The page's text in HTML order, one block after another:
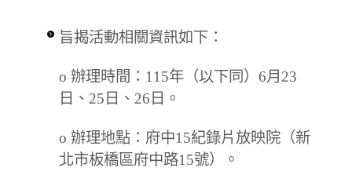
旨揭活動相關資訊如下：
o 辦理時間：115年（以下同）6月23
日、25日、26日。
o 辦理地點：府中15紀錄片放映院（新
北市板橋區府中路15號）。